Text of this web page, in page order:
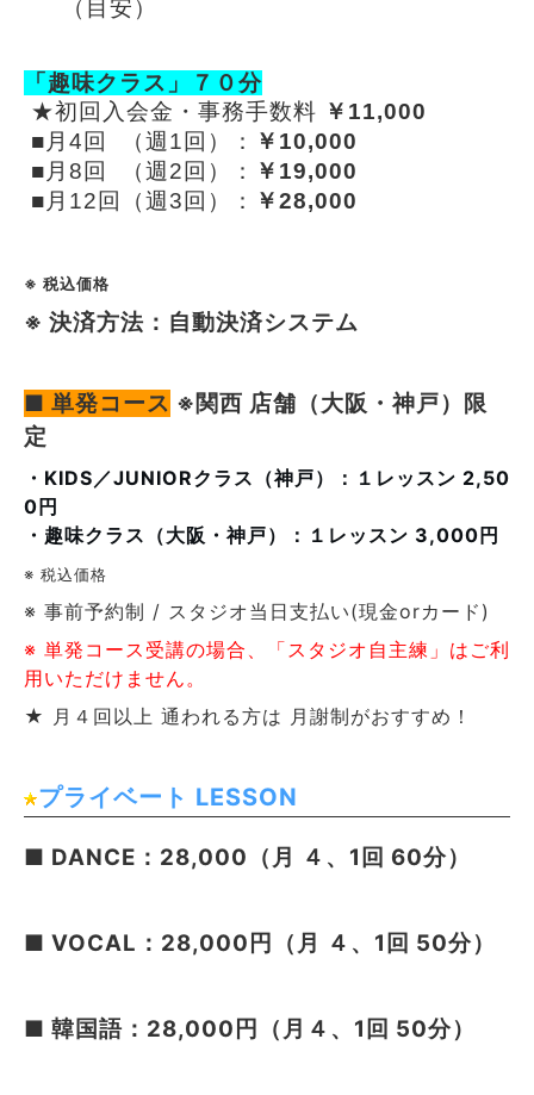
（目安）
「趣味クラス」７０分
★初回入会金・事務手数料 ￥11,000
■月4回 （週1回）：
￥10,000
■月8回 （週2回）：
￥19,000
■月12回（週3回）：
￥28,000
※ 税込価格
※ 決済方法：自動決済システム
■ 単発コース ※関西 店舗（大阪・神戸）限
定
・KIDS／JUNIORクラス（神戸）：１レッスン 2,50
0円
・趣味クラス（大阪・神戸）：１レッスン 3,000円
※ 税込価格
※ 事前予約制 / スタジオ当日支払い(現金orカード)
※ 単発コース受講の場合、「スタジオ自主練」はご利
用いただけません。
★ 月４回以上 通われる方は 月謝制がおすすめ！
プライベート LESSON
■ DANCE：28,000（月 ４、1回 60分）
■ VOCAL：28,000円（月 ４、1回 50分）
■ 韓国語：28,000円（月４、1回 50分）